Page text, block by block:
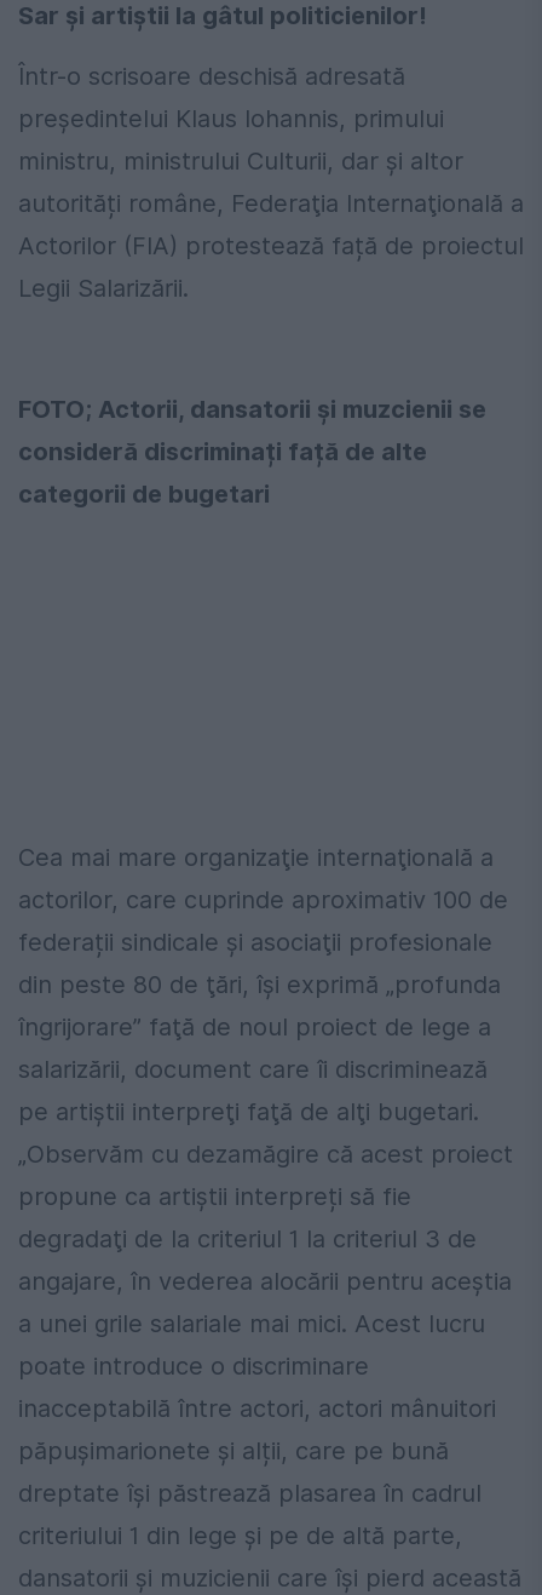
Sar și artiștii la gâtul politicienilor!
Într-o scrisoare deschisă adresată
preşedintelui Klaus Iohannis, primului
ministru, ministrului Culturii, dar și altor
autorități române, Federaţia Internaţională a
Actorilor (FIA) protestează față de proiectul
Legii Salarizării.
FOTO; Actorii, dansatorii și muzcienii se
consideră discriminați față de alte
categorii de bugetari
Cea mai mare organizaţie internaţională a
actorilor, care cuprinde aproximativ 100 de
federații sindicale şi asociaţii profesionale
din peste 80 de ţări, îşi exprimă „profunda
îngrijorare” faţă de noul proiect de lege a
salarizării, document care îi discriminează
pe artiştii interpreţi faţă de alţi bugetari.
„Observăm cu dezamăgire că acest proiect
propune ca artiștii interpreți să fie
degradaţi de la criteriul 1 la criteriul 3 de
angajare, în vederea alocării pentru aceştia
a unei grile salariale mai mici. Acest lucru
poate introduce o discriminare
inacceptabilă între actori, actori mânuitori
păpușimarionete și alții, care pe bună
dreptate îşi păstrează plasarea în cadrul
criteriului 1 din lege şi pe de altă parte,
dansatorii şi muzicienii care îşi pierd această